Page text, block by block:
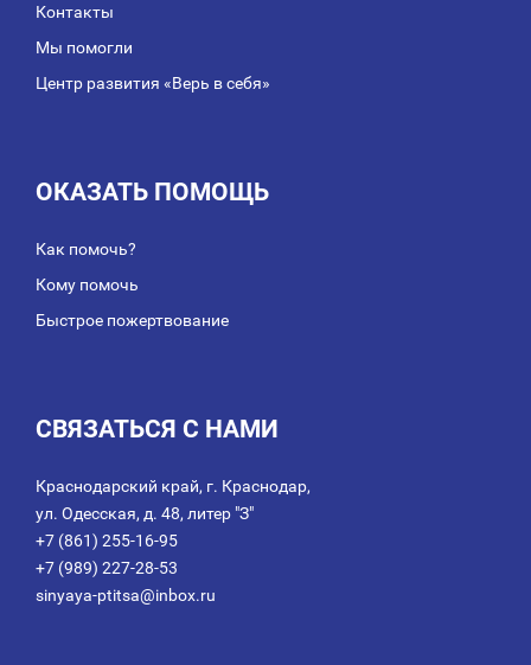
Контакты
Мы помогли
Центр развития «Верь в себя»
ОКАЗАТЬ ПОМОЩЬ
Как помочь?
Кому помочь
Быстрое пожертвование
СВЯЗАТЬСЯ С НАМИ
Краснодарский край, г. Краснодар,
ул. Одесская, д. 48, литер "З"
+7 (861) 255-16-95
+7 (989) 227-28-53
sinyaya-ptitsa@inbox.ru